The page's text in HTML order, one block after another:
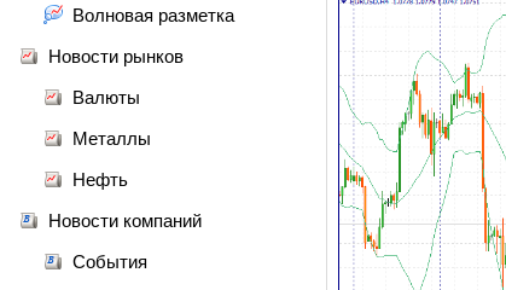
Волновая разметка
Новости рынков
Валюты
Металлы
Нефть
Новости компаний
События